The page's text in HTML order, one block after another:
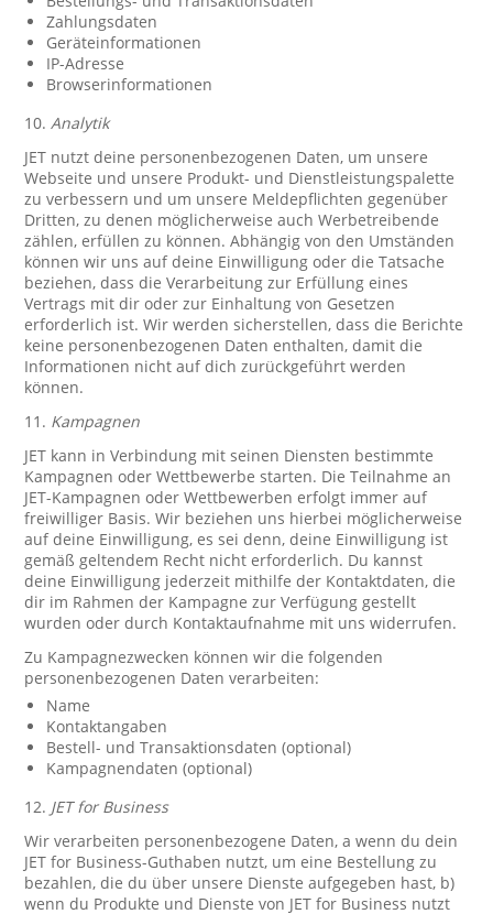
Zahlungsdaten
Geräteinformationen
IP-Adresse
Browserinformationen
10.Analytik
JET nutzt deine personenbezogenen Daten, um unsere
Webseite und unsere Produkt- und Dienstleistungspalette
zu verbessern und um unsere Meldepflichten gegenüber
Dritten, zu denen möglicherweise auch Werbetreibende
zählen, erfüllen zu können. Abhängig von den Umständen
können wir uns auf deine Einwilligung oder die Tatsache
beziehen, dass die Verarbeitung zur Erfüllung eines
Vertrags mit dir oder zur Einhaltung von Gesetzen
erforderlich ist. Wir werden sicherstellen, dass die Berichte
keine personenbezogenen Daten enthalten, damit die
Informationen nicht auf dich zurückgeführt werden
können.
11. Kampagnen
JET kann in Verbindung mit seinen Diensten bestimmte
Kampagnen oder Wettbewerbe starten. Die Teilnahme an
JET-Kampagnen oder Wettbewerben erfolgt immer auf
freiwilliger Basis. Wir beziehen uns hierbei möglicherweise
auf deine Einwilligung, es sei denn, deine Einwilligung ist
gemäß geltendem Recht nicht erforderlich. Du kannst
deine Einwilligung jederzeit mithilfe der Kontaktdaten, die
dir im Rahmen der Kampagne zur Verfügung gestellt
wurden oder durch Kontaktaufnahme mit uns widerrufen.
Zu Kampagnezwecken können wir die folgenden
personenbezogenen Daten verarbeiten:
Name
Kontaktangaben
Bestell- und Transaktionsdaten (optional)
Kampagnendaten (optional)
12. JET for Business
Wir verarbeiten personenbezogene Daten, a wenn du dein
JET for Business-Guthaben nutzt, um eine Bestellung zu
bezahlen, die du über unsere Dienste aufgegeben hast, b)
wenn du Produkte und Dienste von JET for Business nutzt